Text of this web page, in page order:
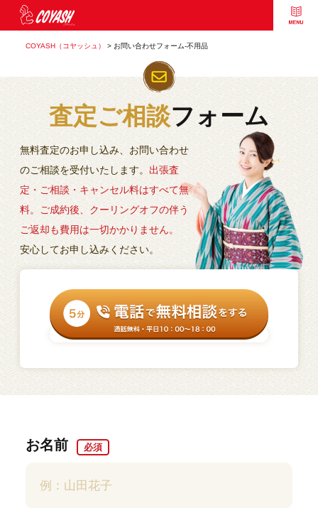
COYASH（コヤッシュ） > お問い合わせフォーム-不用品
査定ご相談フォーム
無料査定のお申し込み、お問い合わせ
のご相談を受付いたします。 出張査
定・ご相談・キャンセル料はすべて無
料。 ご成約後、クーリングオフの伴う
ご返却も費用は一切かかりません。
安心してお申し込みください。
お名前 必須